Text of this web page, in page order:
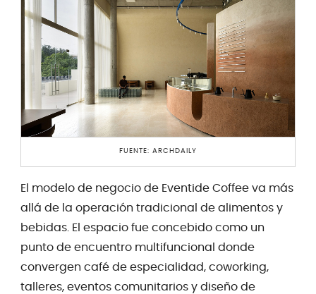
FUENTE: ARCHDAILY
El modelo de negocio de Eventide Coffee va más
allá de la operación tradicional de alimentos y
bebidas. El espacio fue concebido como un
punto de encuentro multifuncional donde
convergen café de especialidad, coworking,
talleres, eventos comunitarios y diseño de